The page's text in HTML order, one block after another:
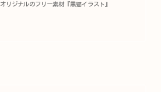
オリジナルのフリー素材『黒猫イラスト』